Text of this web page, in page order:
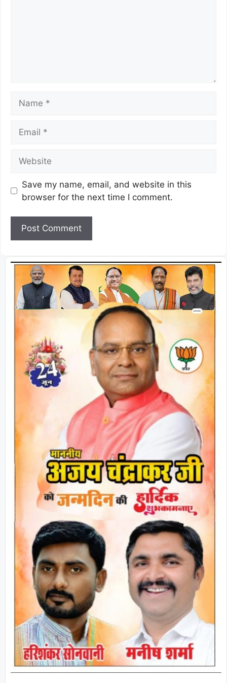
Save my name, email, and website in this
browser for the next time I comment.